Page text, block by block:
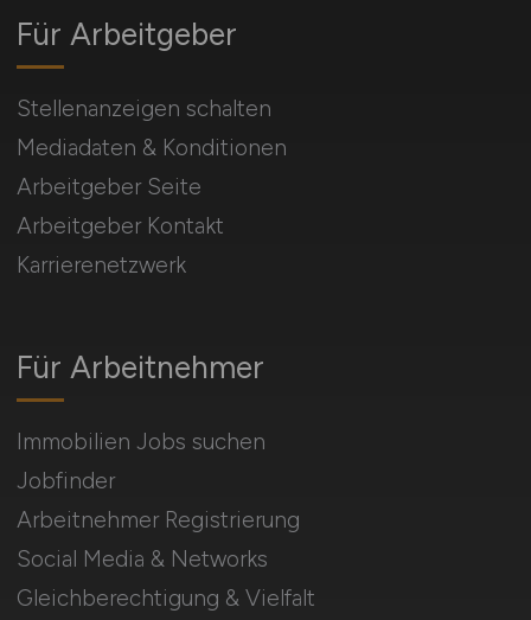
Für Arbeitnehmer
Immobilien Jobs suchen
Jobfinder
Arbeitnehmer Registrierung
Social Media & Networks
Gleichberechtigung & Vielfalt
Für Arbeitgeber
Stellenanzeigen schalten
Mediadaten & Konditionen
Arbeitgeber Seite
Arbeitgeber Kontakt
Karrierenetzwerk